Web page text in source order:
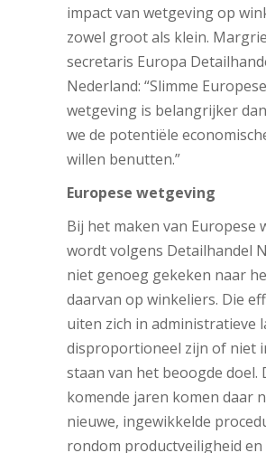
impact van wetgeving op
zowel groot als klein.
secretaris Europa
Nederland: “Slimme Europese
wetgeving is belangrijker
we de potentiële
willen benutten.”
Europese wetgeving
Bij het maken van Europese
wordt volgens Detailhandel
niet genoeg gekeken naar
daarvan op winkeliers. Die
uiten zich in administratieve
disproportioneel zijn of niet
staan van het beoogde doel.
komende jaren komen daar
nieuwe, ingewikkelde
rondom productveiligheid en